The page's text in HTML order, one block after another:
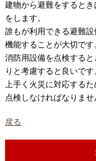
建物から避難をすると
をします。
誰もが利用できる避難
機能することが大切です
消防用設備を点検する
りと考慮すると良いです
上手く火災に対応する
点検しなければなりませ
戻る